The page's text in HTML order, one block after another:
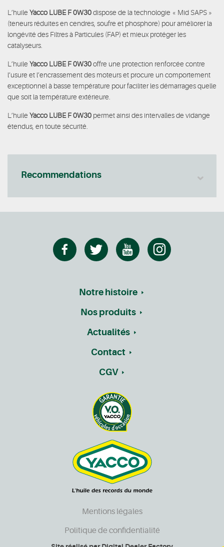
L’huile Yacco LUBE F 0W30dispose de la technologie « Mid SAPS »
(teneurs réduites en cendres, soufre et phosphore) pour améliorer la
longévité des Filtres à Particules (FAP) et mieux protéger les
catalyseurs.
L’huile Yacco LUBE F 0W30offre une protection renforcée contre
l’usure et l’encrassement des moteurs et procure un comportement
exceptionnel à basse température pour faciliter les démarrages quelle
que soit la température extérieure.
L’huile Yacco LUBE F 0W30 permet ainsi des intervalles de vidange
étendus, en toute sécurité.
Recommendations
Notre histoire
Nos produits
Actualités
Contact
CGV
Mentions légales
Politique de confidentialité